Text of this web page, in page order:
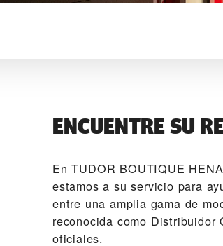
ENCUENTRE SU
En ‭TUDOR BOUTIQUE
estamos a su servicio para
entre una amplia gama de
reconocida como
oficiales.